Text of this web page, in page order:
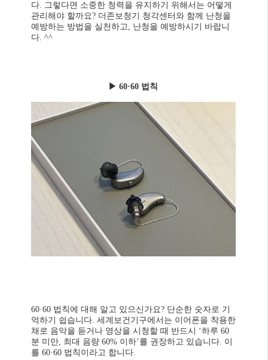
다. 그렇다면 소중한 청력을 유지하기 위해서는 어떻게
관리해야 할까요? 더존보청기 청각센터와 함께 난청을
예방하는 방법을 실천하고, 난청을 예방하시기 바랍니
다. ^^
▶ 60·60 법칙
60·60 법칙에 대해 알고 있으신가요? 단순한 숫자로 기
억하기 쉽습니다. 세계보건기구에서는 이어폰을 착용한
채로 음악을 듣거나 영상을 시청할 때 반드시 ‘하루 60
분 미만, 최대 음량 60% 이하’를 권장하고 있습니다. 이
를 60·60 법칙이라고 합니다.